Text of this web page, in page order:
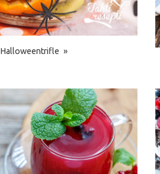
Halloweentrifle